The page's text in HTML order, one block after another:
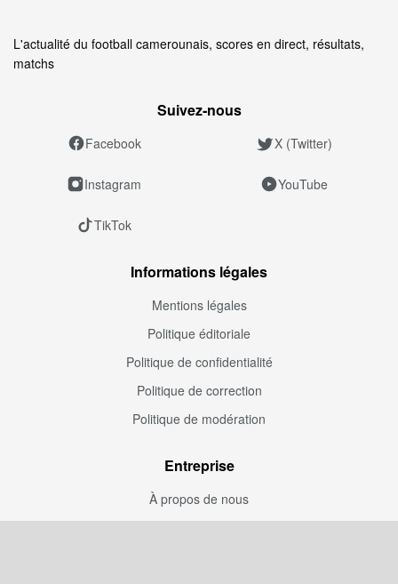
L'actualité du football camerounais, scores en direct, résultats,
matchs
Suivez‑nous
Facebook X (Twitter)
Instagram YouTube
TikTok
Informations légales
Mentions légales
Politique éditoriale
Politique de confidentialité
Politique de correction
Politique de modération
Entreprise
À propos de nous
Publicité